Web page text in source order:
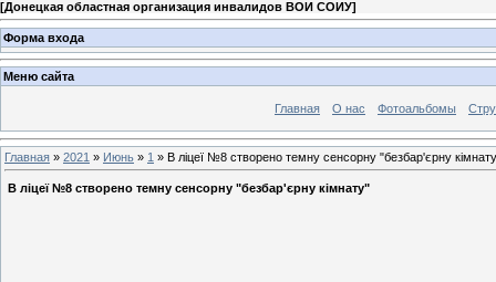
[Донецкая областная организация инвалидов ВОИ СОИУ]
Форма входа
Меню сайта
Главная О нас Фотоальбомы
Главная » 2021 » Июнь » 1 » В ліцеї №8 створено темну сенсорну "безбар'єрну
В ліцеї №8 створено темну сенсорну "безбар'єрну кімнату"